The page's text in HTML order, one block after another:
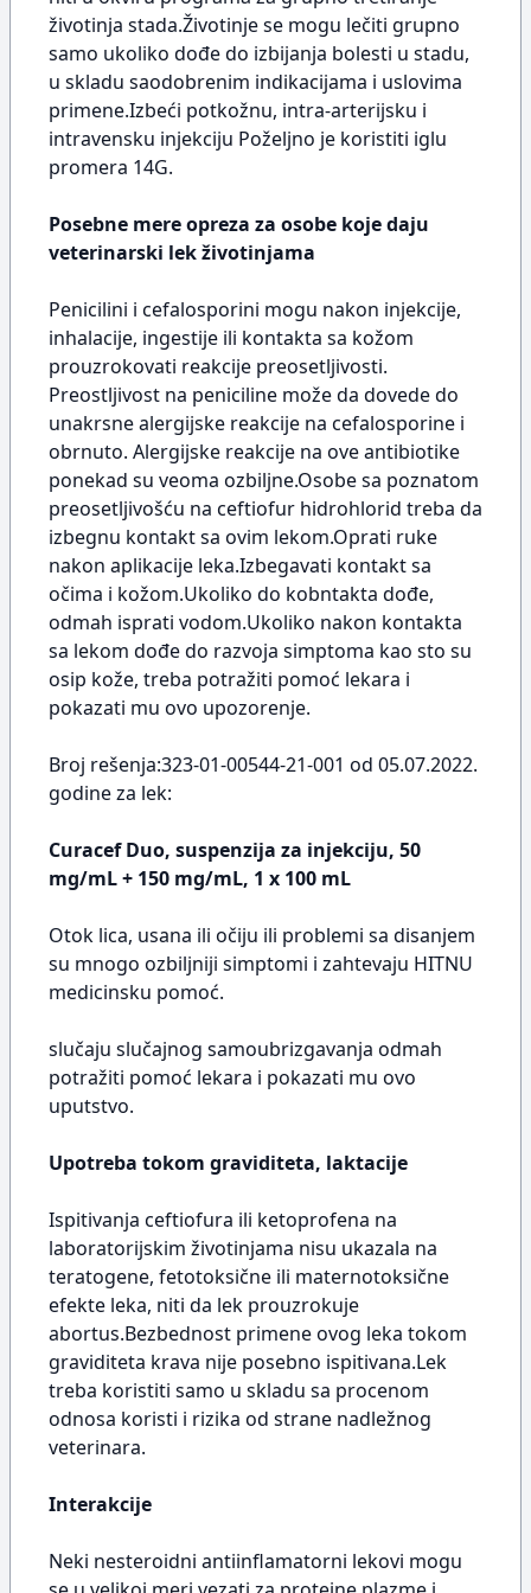
životinja stada.Životinje se mogu lečiti grupno
samo ukoliko dođe do izbijanja bolesti u stadu,
u skladu saodobrenim indikacijama i uslovima
primene.Izbeći potkožnu, intra-arterijsku i
intravensku injekciju Poželjno je koristiti iglu
promera 14G.
Posebne mere opreza za osobe koje daju
veterinarski lek životinjama
Penicilini i cefalosporini mogu nakon injekcije,
inhalacije, ingestije ili kontakta sa kožom
prouzrokovati reakcije preosetljivosti.
Preostljivost na peniciline može da dovede do
unakrsne alergijske reakcije na cefalosporine i
obrnuto. Alergijske reakcije na ove antibiotike
ponekad su veoma ozbiljne.Osobe sa poznatom
preosetljivošću na ceftiofur hidrohlorid treba da
izbegnu kontakt sa ovim lekom.Oprati ruke
nakon aplikacije leka.Izbegavati kontakt sa
očima i kožom.Ukoliko do kobntakta dođe,
odmah isprati vodom.Ukoliko nakon kontakta
sa lekom dođe do razvoja simptoma kao sto su
osip kože, treba potražiti pomoć lekara i
pokazati mu ovo upozorenje.
Broj rešenja:323-01-00544-21-001 od 05.07.2022.
godine za lek:
Curacef Duo, suspenzija za injekciju, 50
mg/mL + 150 mg/mL, 1 x 100 mL
Otok lica, usana ili očiju ili problemi sa disanjem
su mnogo ozbiljniji simptomi i zahtevaju HITNU
medicinsku pomoć.
slučaju slučajnog samoubrizgavanja odmah
potražiti pomoć lekara i pokazati mu ovo
uputstvo.
Upotreba tokom graviditeta, laktacije
Ispitivanja ceftiofura ili ketoprofena na
laboratorijskim životinjama nisu ukazala na
teratogene, fetotoksične ili maternotoksične
efekte leka, niti da lek prouzrokuje
abortus.Bezbednost primene ovog leka tokom
graviditeta krava nije posebno ispitivana.Lek
treba koristiti samo u skladu sa procenom
odnosa koristi i rizika od strane nadležnog
veterinara.
Interakcije
Neki nesteroidni antiinflamatorni lekovi mogu